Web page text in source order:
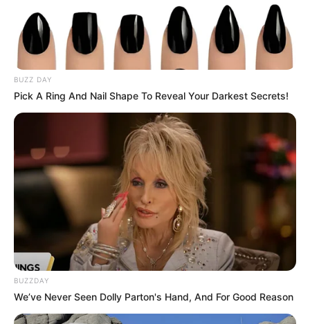
BUZZ DAY
Pick A Ring And Nail Shape To Reveal Your Darkest Secrets!
BUZZDAY
We’ve Never Seen Dolly Parton's Hand, And For Good Reason